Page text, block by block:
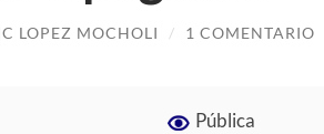
LOPEZ MOCHOLI / 1 COMENTARIO
Pública